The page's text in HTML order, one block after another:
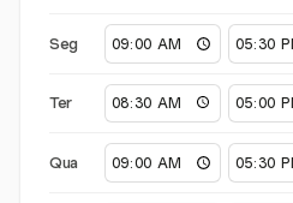
Seg
Ter
Qua